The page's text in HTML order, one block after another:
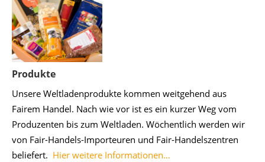
Produkte
Unsere Weltladenprodukte kommen weitgehend aus
Fairem Handel. Nach wie vor ist es ein kurzer Weg vom
Produzenten bis zum Weltladen. Wöchentlich werden wir
von Fair-Handels-Importeuren und Fair-Handelszentren
beliefert. Hier weitere Informationen…